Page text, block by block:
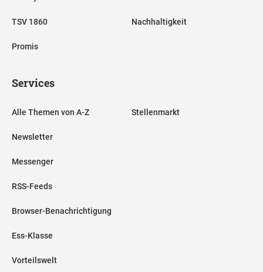
TSV 1860
Promis
Nachhaltigkeit
Services
Alle Themen von A-Z
Newsletter
Messenger
RSS-Feeds
Browser-Benachrichtigung
Ess-Klasse
Vorteilswelt
Stellenmarkt